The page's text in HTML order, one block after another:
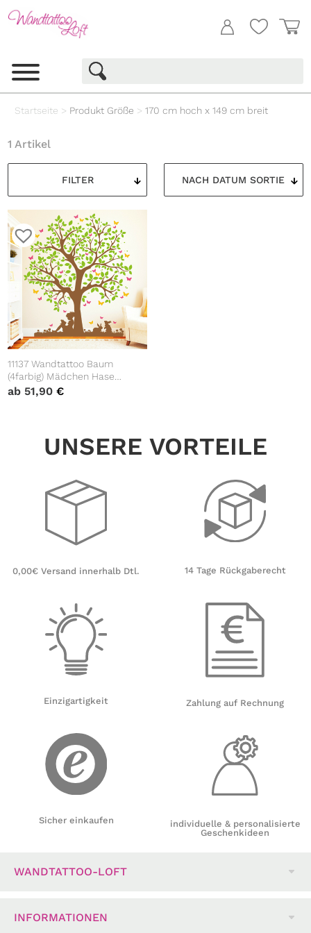
Startseite > Produkt Größe >170 cm hoch x 149 cm breit
FILTER
1 Artikel
11137 Wandtattoo Baum
(4farbig) Mädchen Hase
Schmetterlinge Blätter
ab 51,90€
UNSERE VORTEILE
0,00€ Versand innerhalb Dtl.
Einzigartigkeit
Sicher einkaufen
14 Tage Rückgaberecht
Zahlung auf Rechnung
individuelle & personalisierte
Geschenkideen
WANDTATTOO-LOFT
INFORMATIONEN